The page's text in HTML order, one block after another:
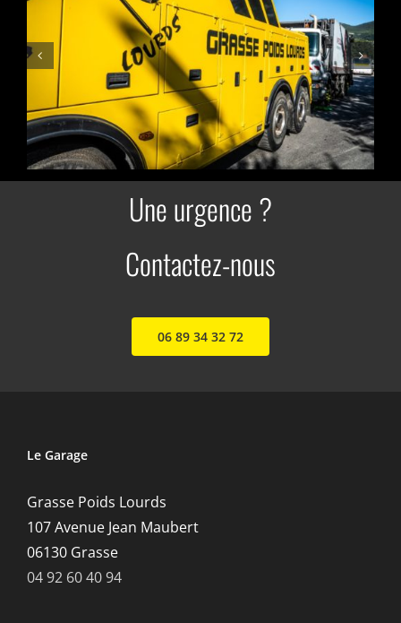
Une urgence ?
Contactez-nous
06 89 34 32 72
Le Garage
Grasse Poids Lourds
107 Avenue Jean Maubert
06130 Grasse
04 92 60 40 94